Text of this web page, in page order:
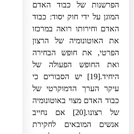
הפרשנות של כבוד האדם
המוגן על ידי חוק יסוד: כבוד
האדם וחירותו רואה במרכזו
את האוטונומיה של הרצון
הפרטי, את חופש הבחירה
ואת החופש הפעולה של
היחיד.[19]
יש הסבורים כי
עיקר הערך הדמוקרטי של
כבוד האדם מצוי באוטונומיה
של רצונו.[20]
אם נחייב
אנשים המובאים לחקירת